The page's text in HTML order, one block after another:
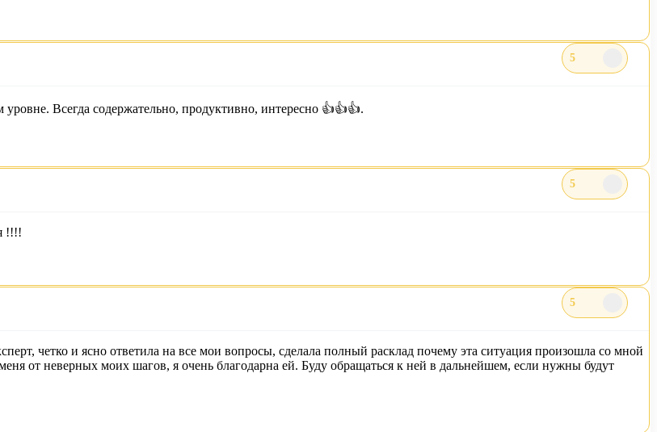
5
Всегда содержательно, продуктивно, интересно 👍👍👍.
5
!!!!
5
четко и ясно ответила на все мои вопросы, сделала полный расклад почему эта ситуация произошла со мной
от неверных моих шагов, я очень благодарна ей. Буду обращаться к ней в дальнейшем, если нужны будут